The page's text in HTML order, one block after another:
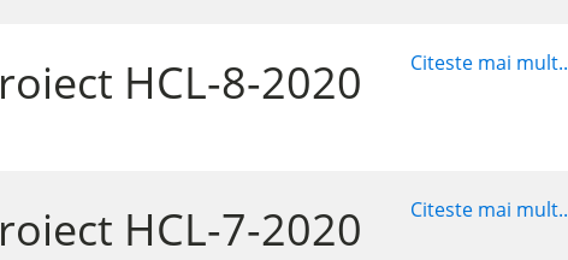
HCL-8-2020 Citeste mai mult..
HCL-7-2020 Citeste mai mult..